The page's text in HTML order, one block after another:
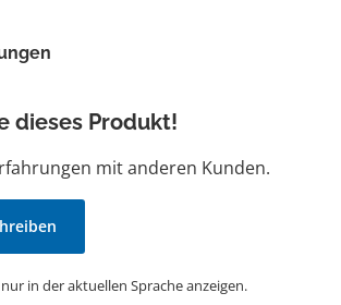
dieses Produkt!
mit anderen Kunden.
in der aktuellen Sprache anzeigen.